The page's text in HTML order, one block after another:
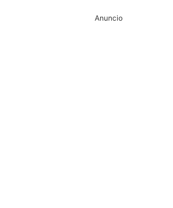
Anuncio